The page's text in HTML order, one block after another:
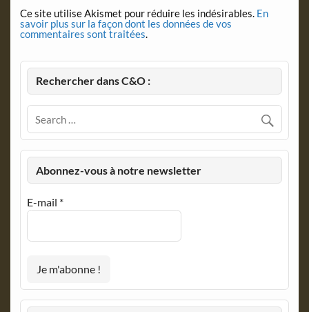
Ce site utilise Akismet pour réduire les indésirables. En
savoir plus sur la façon dont les données de vos
commentaires sont traitées.
Rechercher dans C&O :
Abonnez-vous à notre newsletter
E-mail *